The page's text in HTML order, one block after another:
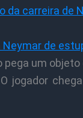
da carreira de
de
um
jogador